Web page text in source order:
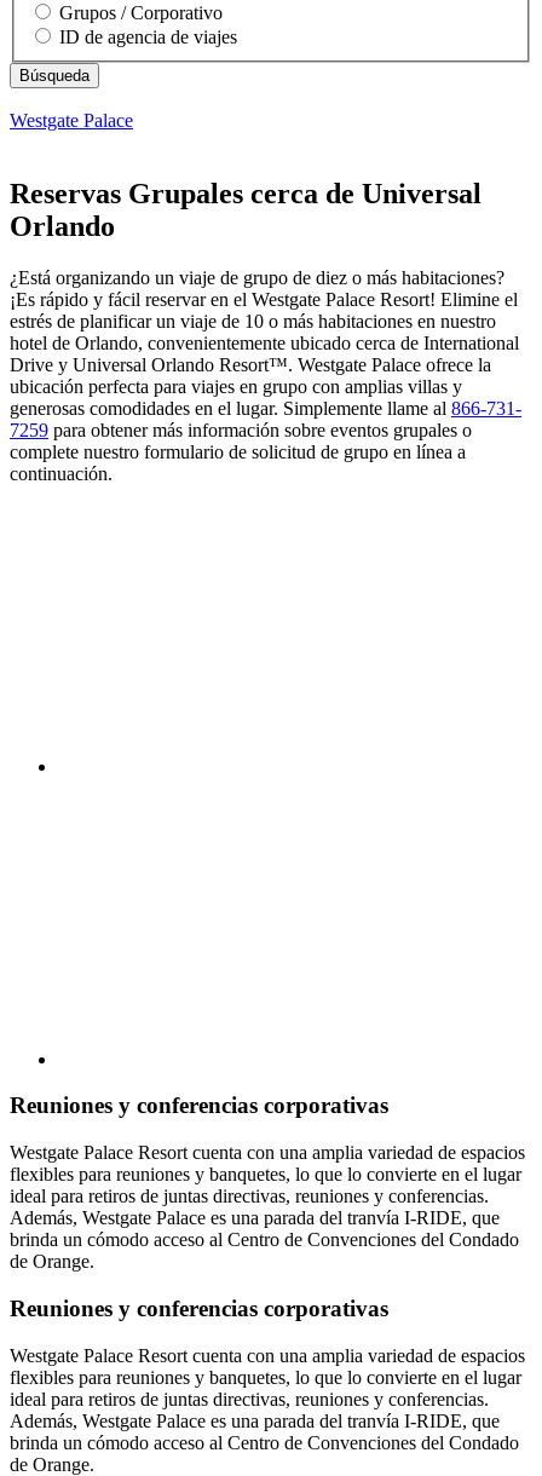
Grupos / Corporativo
ID de agencia de viajes
Westgate Palace
Reservas Grupales cerca de Universal
Orlando
¿Está organizando un viaje de grupo de diez o más habitaciones?
¡Es rápido y fácil reservar en el Westgate Palace Resort! Elimine el
estrés de planificar un viaje de 10 o más habitaciones en nuestro
hotel de Orlando, convenientemente ubicado cerca de International
Drive y Universal Orlando Resort™. Westgate Palace ofrece la
ubicación perfecta para viajes en grupo con amplias villas y
generosas comodidades en el lugar. Simplemente llame al 866-731-
7259 para obtener más información sobre eventos grupales o
complete nuestro formulario de solicitud de grupo en línea a
continuación.
Reuniones y conferencias corporativas
Westgate Palace Resort cuenta con una amplia variedad de espacios
flexibles para reuniones y banquetes, lo que lo convierte en el lugar
ideal para retiros de juntas directivas, reuniones y conferencias.
Además, Westgate Palace es una parada del tranvía I-RIDE, que
brinda un cómodo acceso al Centro de Convenciones del Condado
de Orange.
Reuniones y conferencias corporativas
Westgate Palace Resort cuenta con una amplia variedad de espacios
flexibles para reuniones y banquetes, lo que lo convierte en el lugar
ideal para retiros de juntas directivas, reuniones y conferencias.
Además, Westgate Palace es una parada del tranvía I-RIDE, que
brinda un cómodo acceso al Centro de Convenciones del Condado
de Orange.